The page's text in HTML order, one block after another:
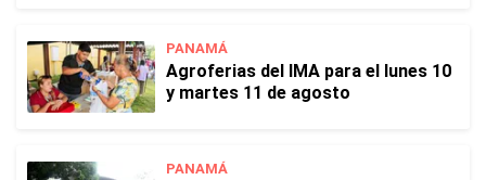
PANAMÁ
Agroferias del IMA para el lunes 10
y martes 11 de agosto
PANAMÁ